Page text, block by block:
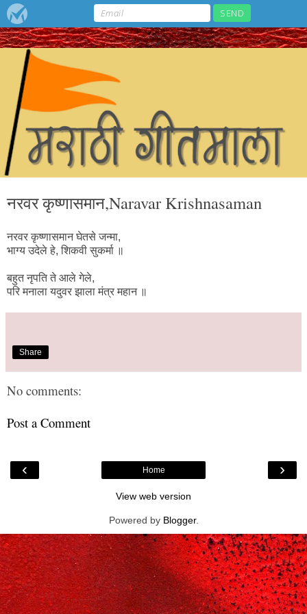
नरवर कृष्णासमान,Naravar Krishnasaman
नरवर कृष्णासमान घेतसे जन्मा,
भाग्य उदेले हे, शिकवी सुकर्मा ॥
बहुत नृपति ते आले गेले,
परि मनाला यदुवर झाला मंत्र महान ॥
Share
No comments:
Post a Comment
‹ ›
Home
View web version
Powered by Blogger.